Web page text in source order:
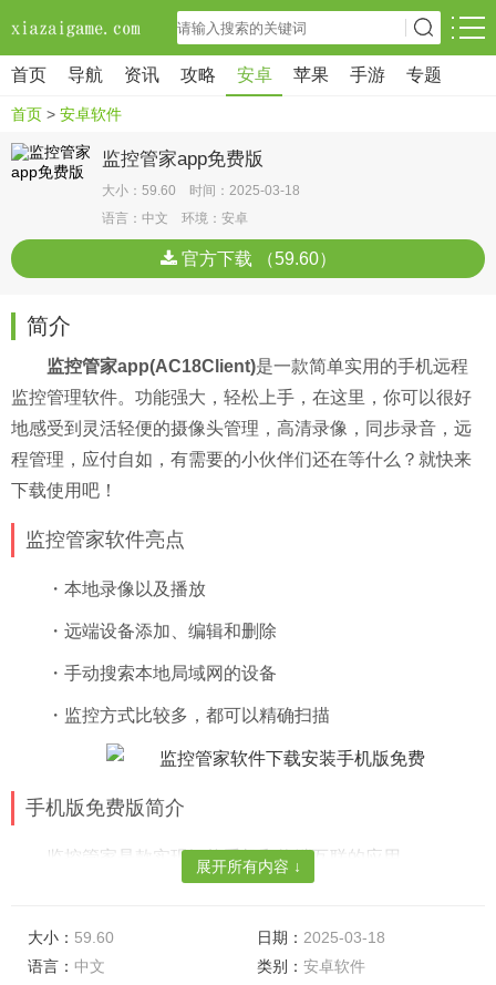
首页 导航 资讯 攻略 安卓 苹果 手游 专题
首页 > 安卓软件
监控管家app免费版
大小：59.60 时间：2025-03-18
语言：中文 环境：安卓
官方下载 （59.60）
简介
监控管家app(AC18Client)是一款简单实用的手机远程
监控管理软件。功能强大，轻松上手，在这里，你可以很好
地感受到灵活轻便的摄像头管理，高清录像，同步录音，远
程管理，应付自如，有需要的小伙伴们还在等什么？就快来
下载使用吧！
监控管家软件亮点
・本地录像以及播放
・远端设备添加、编辑和删除
・手动搜索本地局域网的设备
・监控方式比较多，都可以精确扫描
手机版免费版简介
监控管家是款实现智能手机和终端互联的应用。
的情况，让远程监控变的简单快捷安全。
可以连接我司所有IPC，NVR等音视频设备；支持实时
展开所有内容 ↓
大小： 59.60 日期： 2025-03-18
语言： 中文 类别： 安卓软件